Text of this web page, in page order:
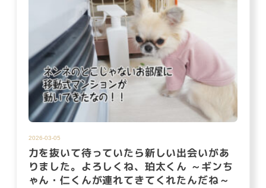
2026-03-05
力を抜いて待っていたら新しい出会いがあ
りました。よろしくね、珀太くん ～ギンち
ゃん・仁くんが連れてきてくれたんだね～